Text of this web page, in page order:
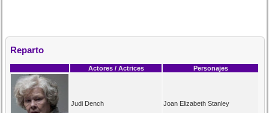
Reparto
Actores / Actrices Personajes
Judi Dench Joan Elizabeth Stanley